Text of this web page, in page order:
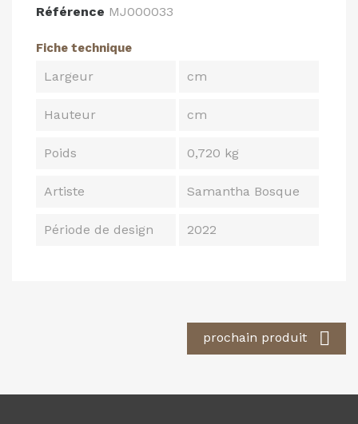
Référence MJ000033
Fiche technique
Largeur cm
Hauteur cm
Poids 0,720 kg
Artiste Samantha Bosque
Période de design 2022
prochain produit 